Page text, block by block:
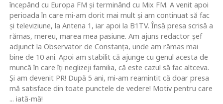
începând cu Europa FM şi terminând cu Mix FM. A venit apoi
perioada în care mi-am dorit mai mult şi am continuat să fac
şi televiziune, la Antena 1, iar apoi la B1TV. Însă presa scrisă a
rămas, mereu, marea mea pasiune. Am ajuns redactor şef
adjunct la Observator de Constanţa, unde am rămas mai
bine de 10 ani. Apoi am stabilit că ajunge cu genul acesta de
muncă în care îţi neglizeji familia, că este cazul să fac altceva.
Şi am devenit PR! După 5 ani, mi-am reamintit că doar presa
mă satisface din toate punctele de vedere! Motiv pentru care
... iată-mă!